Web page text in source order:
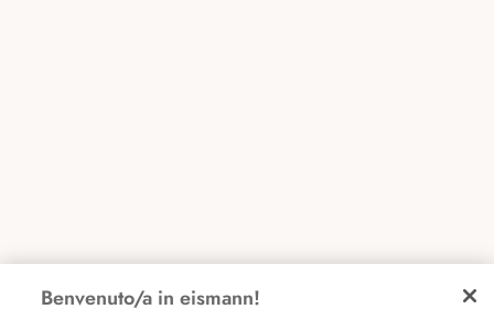
Benvenuto/a in eismann!